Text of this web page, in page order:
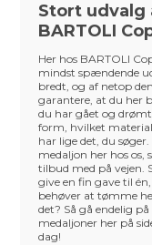
Stort udvalg
BARTOLI
Her hos BARTOLI
mindst spændende
bredt, og af netop
garantere, at du her
du har gået og
form, hvilket
har lige det, du
medaljon her hos os,
tilbud med på vejen.
give en fin gave til
behøver at tømme
det? Så gå endelig
medaljoner her på
dag!